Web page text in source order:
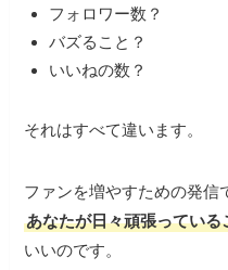
フォロワー数？
バズること？
いいねの数？
それはすべて違います。
ファンを増やすための発信
あなたが日々頑張っている
いいのです。